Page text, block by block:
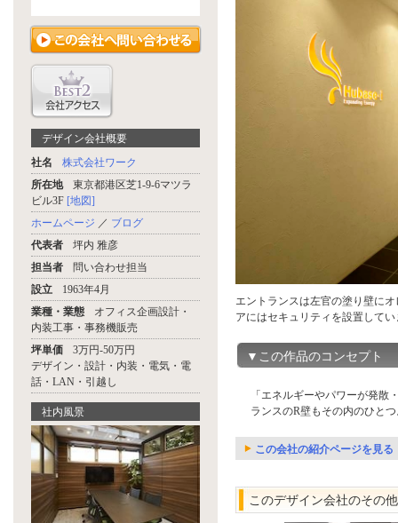
デザイン会社概要
社名
株式会社ワーク
所在地
東京都港区芝1-9-6マツラ
ビル3F [地図]
ホームページ ／ ブログ
代表者
坪内 雅彦
担当者
問い合わせ担当
設立
1963年4月
業種・業態
オフィス企画設計・
内装工事・事務機販売
坪単価
3万円-50万円
デザイン・設計・内装・電気・電
話・LAN・引越し
社内風景
エントランスは左官の塗り壁に
アにはセキュリティを設置してい
▼この作品のコンセプト
「エネルギーやパワーが発
ランスのR壁もその内のひと
この会社の紹介ページを見る
このデザイン会社のその